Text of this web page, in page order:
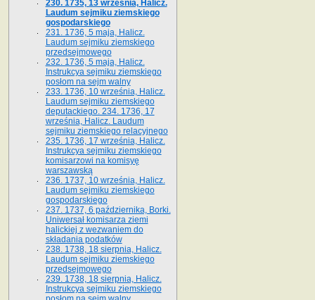
230. 1735, 13 września, Halicz.
Laudum sejmiku ziemskiego
gospodarskiego
231. 1736, 5 maja, Halicz.
Laudum sejmiku ziemskiego
przedsejmowego
232. 1736, 5 maja, Halicz.
Instrukcya sejmiku ziemskiego
posłom na sejm walny
233. 1736, 10 września, Halicz.
Laudum sejmiku ziemskiego
deputackiego. 234. 1736, 17
września, Halicz. Laudum
sejmiku ziemskiego relacyjnego
235. 1736, 17 września, Halicz.
Instrukcya sejmiku ziemskiego
komisarzowi na komisyę
warszawską
236. 1737, 10 września, Halicz.
Laudum sejmiku ziemskiego
gospodarskiego
237. 1737, 6 października, Borki.
Uniwersał komisarza ziemi
halickiej z wezwaniem do
składania podatków
238. 1738, 18 sierpnia, Halicz.
Laudum sejmiku ziemskiego
przedsejmowego
239. 1738, 18 sierpnia, Halicz.
Instrukcya sejmiku ziemskiego